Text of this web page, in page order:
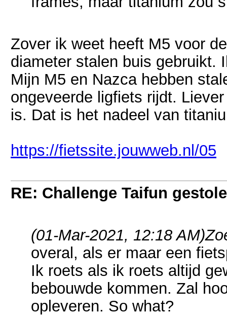
Zover ik weet heeft M5 voor
diameter stalen buis gebruikt.
Mijn M5 en Nazca hebben
ongeveerde ligfiets rijdt.
is. Dat is het nadeel van
https://fietssite.jouwweb.nl/05
RE: Challenge Taifun
(01-Mar-2021, 12:18 AM)
overal, als er maar een
Ik roets als ik roets altijd
bebouwde kommen. Zal
opleveren. So what?